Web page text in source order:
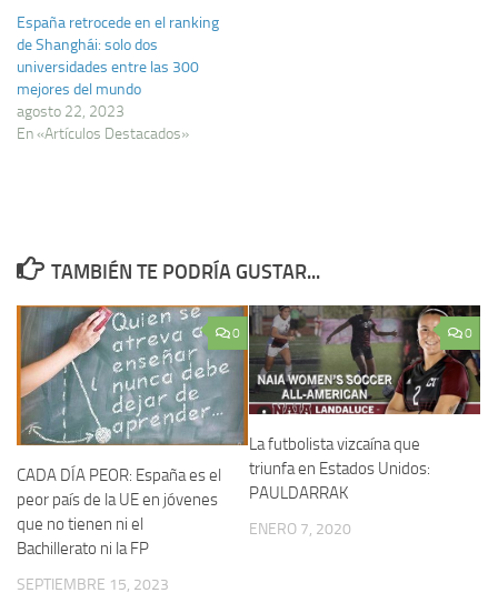
España retrocede en el ranking
de Shanghái: solo dos
universidades entre las 300
mejores del mundo
agosto 22, 2023
En «Artículos Destacados»
TAMBIÉN TE PODRÍA GUSTAR...
0
CADA DÍA PEOR: España es el
peor país de la UE en jóvenes
que no tienen ni el
Bachillerato ni la FP
SEPTIEMBRE 15, 2023
0
La futbolista vizcaína que
triunfa en Estados Unidos:
PAULDARRAK
ENERO 7, 2020